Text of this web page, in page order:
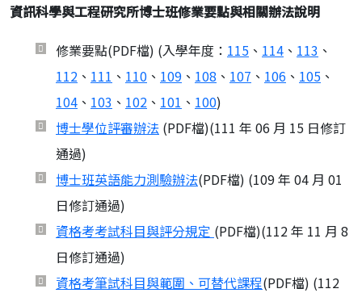
資訊科學與工程研究所博士班修業要點與相關辦法說明
修業要點(PDF檔) (入學年度： 115 、 114 、 113 、
112 、 111 、 110 、 109 、 108 、 107 、 106 、 105 、
104 、 103 、 102 、 101 、 100)
博士學位評審辦法 (PDF檔)(111 年 06 月 15 日修訂
通過)
博士班英語能力測驗辦法(PDF檔) (109 年 04 月 01
日修訂通過)
資格考考試科目與評分規定 (PDF檔)(112 年 11 月 8
日修訂通過)
資格考筆試科目與範圍、可替代課程(PDF檔) (112